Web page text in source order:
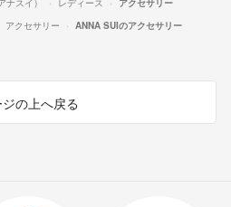
ナスイ） レディース
アクセサリー
アクセサリー ANNA SUIのアクセサリー
の上へ戻る